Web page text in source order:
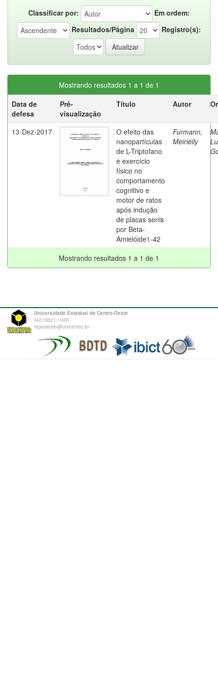
Classificar por:
Em ordem:
Resultados/Página
Registro(s):
Mostrando resultados 1 a 1 de 1
Data de
defesa
Pré-
visualização
Título Autor
13-Dez-2017
O efeito das
nanopartículas
de L-Triptofano
e exercício
físico no
comportamento
cognitivo e
motor de ratos
após indução
de placas senis
por Beta-
Amielóide1-42
Furmann,
Meiriélly
Mostrando resultados 1 a 1 de 1
Universidade Estadual do Centro-Oeste
(42) 3621-1000
repositorio@unicentro.br